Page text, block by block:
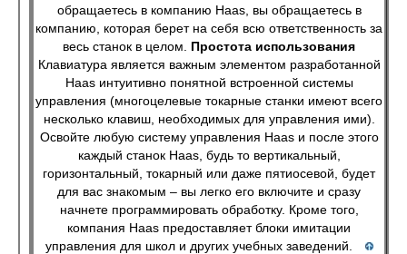
обращаетесь в компанию Haas, вы обращаетесь в
компанию, которая берет на себя всю ответственность за
весь станок в целом. Простота использования
Клавиатура является важным элементом разработанной
Haas интуитивно понятной встроенной системы
управления (многоцелевые токарные станки имеют всего
несколько клавиш, необходимых для управления ими).
Освойте любую систему управления Haas и после этого
каждый станок Haas, будь то вертикальный,
горизонтальный, токарный или даже пятиосевой, будет
для вас знакомым – вы легко его включите и сразу
начнете программировать обработку. Кроме того,
компания Haas предоставляет блоки имитации
управления для школ и других учебных заведений.